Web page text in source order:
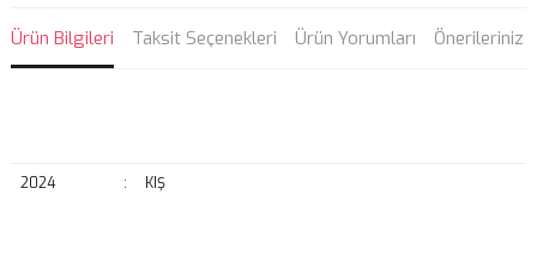
Ürün Bilgileri Taksit Seçenekleri Ürün Yorumları Önerileriniz
2024 : KIŞ